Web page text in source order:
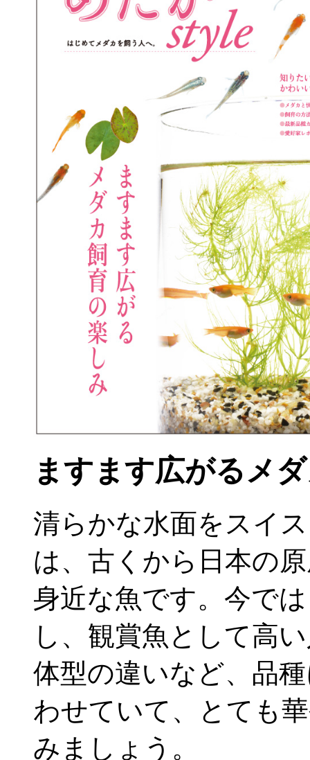
ますます広がるメ
清らかな水面をスイ
は、古くから日本の
身近な魚です。今で
し、観賞魚として高
体型の違いなど、品
わせていて、とても
みましょう。